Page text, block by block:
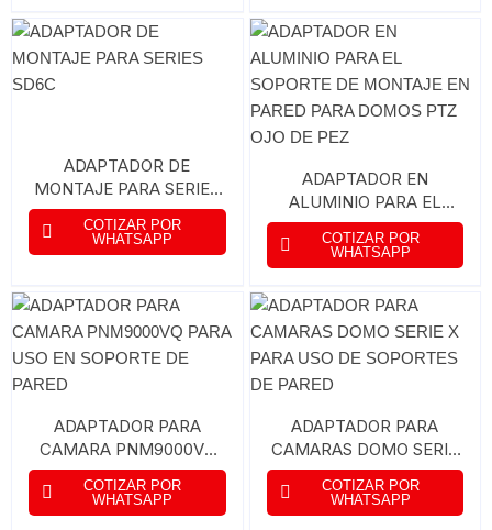
ADAPTADOR DE
MONTAJE PARA SERIES
SD6C
COTIZAR POR
WHATSAPP
ADAPTADOR EN
ALUMINIO PARA EL
SOPORTE DE MONTAJE
EN PARED PARA DOMOS
PTZ OJO DE PEZ
COTIZAR POR
WHATSAPP
ADAPTADOR PARA
CAMARA PNM9000VQ
PARA USO EN SOPORTE
DE PARED
COTIZAR POR
WHATSAPP
ADAPTADOR PARA
CAMARAS DOMO SERIE
X PARA USO DE
SOPORTES DE PARED
COTIZAR POR
WHATSAPP